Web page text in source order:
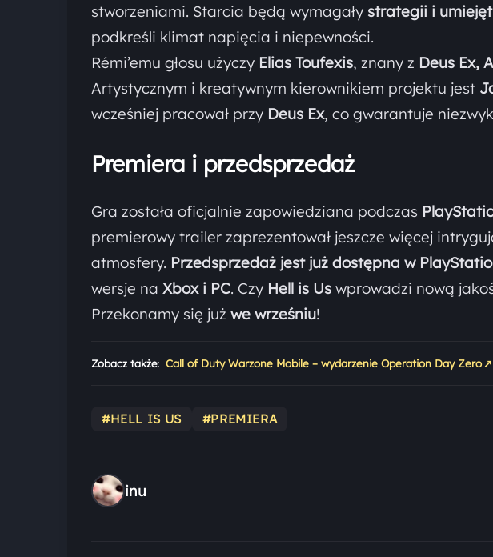
stworzeniami. Starcia będą wymagały strategii i
podkreśli klimat napięcia i niepewności.
Rémi’emu głosu użyczy Elias Toufexis, znany z Deus Ex,
Artystycznym i kreatywnym kierownikiem projektu jest
wcześniej pracował przy Deus Ex, co gwarantuje
Premiera i przedsprzedaż
Gra została oficjalnie zapowiedziana podczas
premierowy trailer zaprezentował jeszcze więcej
atmosfery. Przedsprzedaż jest już dostępna w
wersje na Xbox i PC. Czy Hell is Us wprowadzi nową
Przekonamy się już we wrześniu!
Zobacz także: Call of Duty Warzone Mobile – wydarzenie Operation Day Zero ↗
#HELL IS US #PREMIERA
inu